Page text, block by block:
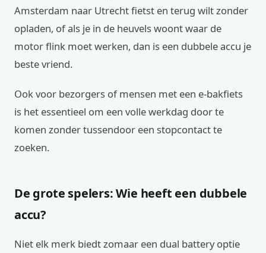
Amsterdam naar Utrecht fietst en terug wilt zonder
opladen, of als je in de heuvels woont waar de
motor flink moet werken, dan is een dubbele accu je
beste vriend.
Ook voor bezorgers of mensen met een e-bakfiets
is het essentieel om een volle werkdag door te
komen zonder tussendoor een stopcontact te
zoeken.
De grote spelers: Wie heeft een dubbele
accu?
Niet elk merk biedt zomaar een dual battery optie